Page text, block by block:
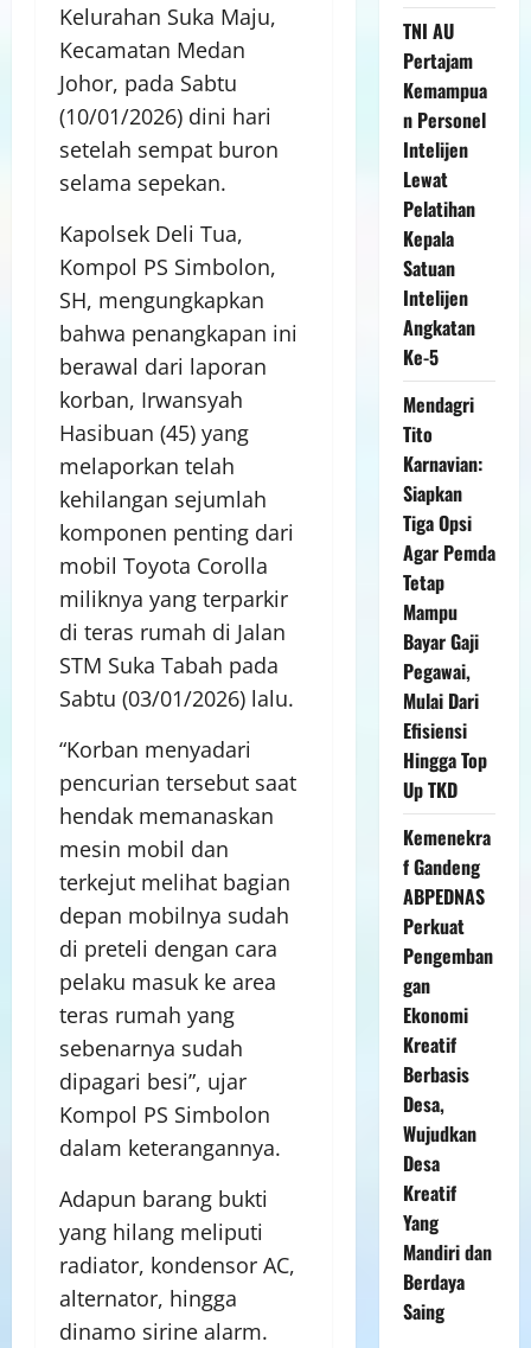
Kelurahan Suka Maju,
Kecamatan Medan
Johor, pada Sabtu
(10/01/2026) dini hari
setelah sempat buron
selama sepekan.
Kapolsek Deli Tua,
Kompol PS Simbolon,
SH, mengungkapkan
bahwa penangkapan ini
berawal dari laporan
korban, Irwansyah
Hasibuan (45) yang
melaporkan telah
kehilangan sejumlah
komponen penting dari
mobil Toyota Corolla
miliknya yang terparkir
di teras rumah di Jalan
STM Suka Tabah pada
Sabtu (03/01/2026) lalu.
“Korban menyadari
pencurian tersebut saat
hendak memanaskan
mesin mobil dan
terkejut melihat bagian
depan mobilnya sudah
di preteli dengan cara
pelaku masuk ke area
teras rumah yang
sebenarnya sudah
dipagari besi”, ujar
Kompol PS Simbolon
dalam keterangannya.
Adapun barang bukti
yang hilang meliputi
radiator, kondensor AC,
alternator, hingga
dinamo sirine alarm.
TNI AU
Pertajam
Kemampua
n Personel
Intelijen
Lewat
Pelatihan
Kepala
Satuan
Intelijen
Angkatan
Ke-5
Mendagri
Tito
Karnavian:
Siapkan
Tiga Opsi
Agar Pemda
Tetap
Mampu
Bayar Gaji
Pegawai,
Mulai Dari
Efisiensi
Hingga Top
Up TKD
Kemenekra
f Gandeng
ABPEDNAS
Perkuat
Pengemban
gan
Ekonomi
Kreatif
Berbasis
Desa,
Wujudkan
Desa
Kreatif
Yang
Mandiri dan
Berdaya
Saing